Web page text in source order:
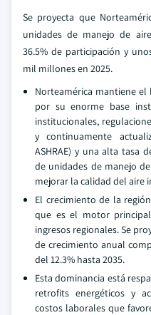
Se proyecta que
unidades de manejo de
36.5% de participación y
mil millones en 2025.
Norteamérica mantiene
por su enorme base
institucionales,
y continuamente
ASHRAE) y una alta tasa
de unidades de manejo
mejorar la calidad del aire
El crecimiento de la
que es el motor
ingresos regionales. Se
de crecimiento anual
del 12.3% hasta 2035.
Esta dominancia está
retrofits energéticos y
costos laborales que